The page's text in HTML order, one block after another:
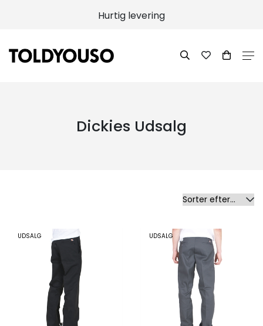
100% returret
Dickies Udsalg
UDSALG UDSALG